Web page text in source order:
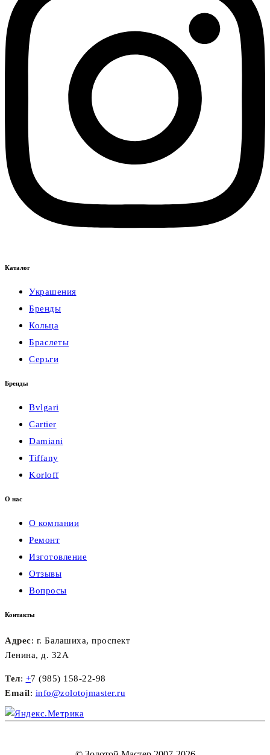
Каталог
Украшения
Бренды
Кольца
Браслеты
Серьги
Бренды
Bvlgari
Cartier
Damiani
Tiffany
Korloff
О нас
О компании
Ремонт
Изготовление
Отзывы
Вопросы
Контакты
Адрес: г. Балашиха, проспект
Ленина, д. 32А
Тел: +7 (985) 158-22-98
Email: info@zolotojmaster.ru